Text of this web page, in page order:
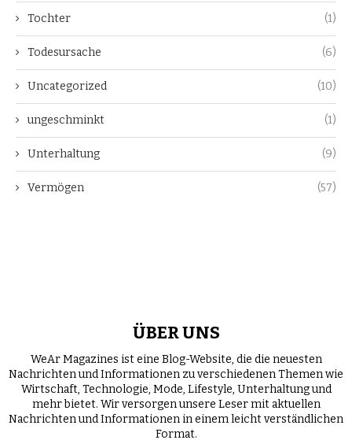
Tochter (1)
Todesursache (6)
Uncategorized (10)
ungeschminkt (1)
Unterhaltung (9)
Vermögen (57)
ÜBER UNS
WeAr Magazines ist eine Blog-Website, die die neuesten
Nachrichten und Informationen zu verschiedenen Themen wie
Wirtschaft, Technologie, Mode, Lifestyle, Unterhaltung und
mehr bietet. Wir versorgen unsere Leser mit aktuellen
Nachrichten und Informationen in einem leicht verständlichen
Format.